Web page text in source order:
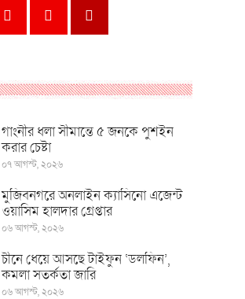
গাংনীর ধলা সীমান্তে ৫ জনকে পুশইন
করার চেষ্টা
০৭ আগস্ট, ২০২৬
মুজিবনগরে অনলাইন ক্যাসিনো এজেন্ট
ওয়াসিম হালদার গ্রেপ্তার
০৬ আগস্ট, ২০২৬
চীনে ধেয়ে আসছে টাইফুন ‘ডলফিন’,
কমলা সতর্কতা জারি
০৬ আগস্ট, ২০২৬